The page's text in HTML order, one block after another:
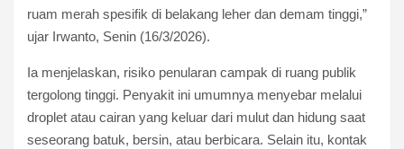
ruam merah spesifik di belakang leher dan demam tinggi,”
ujar Irwanto, Senin (16/3/2026).
Ia menjelaskan, risiko penularan campak di ruang publik
tergolong tinggi. Penyakit ini umumnya menyebar melalui
droplet atau cairan yang keluar dari mulut dan hidung saat
seseorang batuk, bersin, atau berbicara. Selain itu, kontak